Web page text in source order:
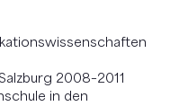
2008–2011
in den